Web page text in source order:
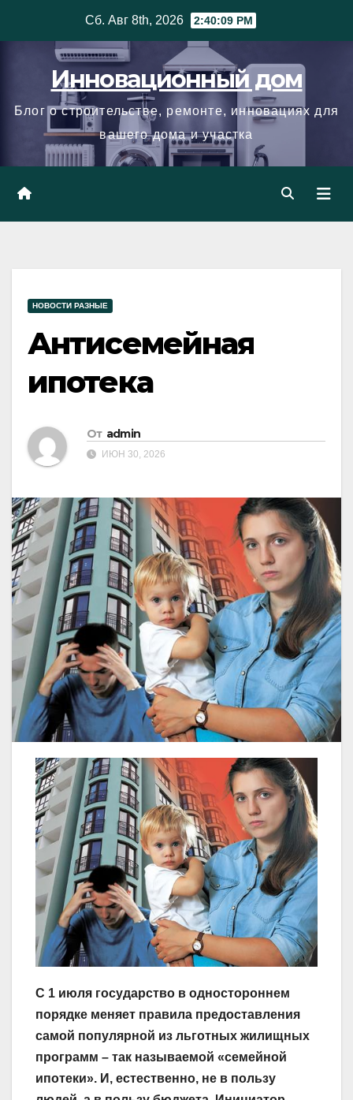
Сб. Авг 8th, 2026 2:40:10 PM
Инновационный дом
Блог о строительстве, ремонте, инновациях для
вашего дома и участка
НОВОСТИ РАЗНЫЕ
Антисемейная
ипотека
От admin
ИЮН 30, 2026
С 1 июля государство в одностороннем
порядке меняет правила предоставления
самой популярной из льготных жилищных
программ – так называемой «семейной
ипотеки». И, естественно, не в пользу